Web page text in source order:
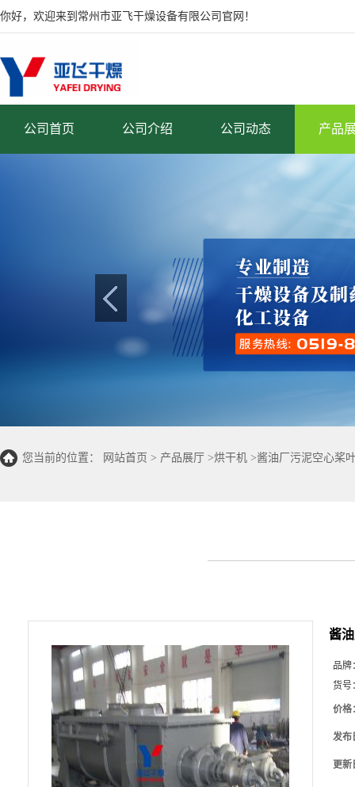
你好，欢迎来到常州市亚飞干燥设备有限公司官网！
公司首页 公司介绍 公司动态 产品
您当前的位置： 网站首页 > 产品展厅 >烘干机 >酱油厂污泥空心桨
酱
品牌
货号
价格
发布
更新